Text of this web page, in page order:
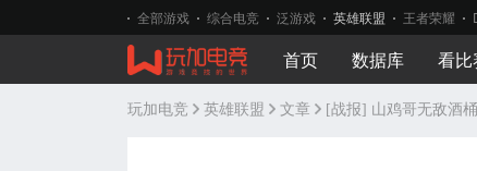
全部游戏 综合电竞 泛游戏 英雄联盟 王者荣耀
首页 数据库 看比
玩加电竞 英雄联盟 文章 [战报] 山鸡哥无敌酒